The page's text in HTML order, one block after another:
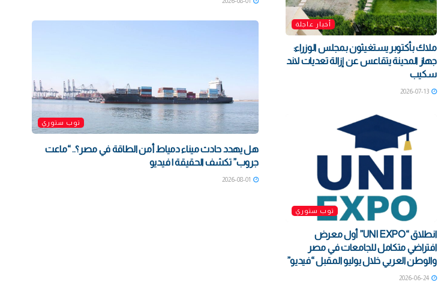
أخبار عاجلة
ملاك بأكتوبر يستغيثون بمجلس الوزراء:
جهاز المدينة يتقاعس عن إزالة تعديات لاند
سكيب
2026-07-13
توب ستوري
انطلاق “UNI EXPO” أول معرض
افتراضي متكامل للجامعات في مصر
والوطن العربي خلال يوليو المقبل “فيديو”
2026-06-24
توب ستوري
هل يهدد حادث ميناء دمياط أمن الطاقة في مصر؟.. “ماعت
جروب” تكشف الحقيقة | فيديو